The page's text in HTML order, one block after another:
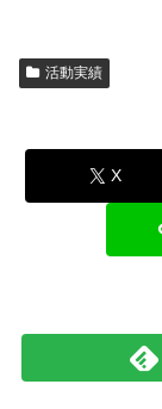
活動実績
X